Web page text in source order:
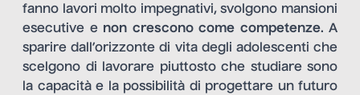
fanno lavori molto impegnativi, svolgono mansioni
esecutive e non crescono come competenze. A
sparire dall’orizzonte di vita degli adolescenti che
scelgono di lavorare piuttosto che studiare sono
la capacità e la possibilità di progettare un futuro